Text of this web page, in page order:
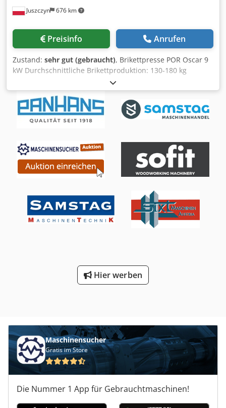
DÜBELEINTREIBEINHEIT MIT DRUCKPUMPE ZUM
Juszczyn 676 km
Preisinfo Anrufen
Zustand: sehr gut (gebraucht), Brikettpresse POR Oscar 9
kW Durchschnittliche Brikettproduktion: 130-180 kg
Brikettdurchmesser: 70 mm Motorleistung: 9 kW
Durchmesser des Einfülltrichters: 1170 mm Technische
Dokumentation Codpexdahysfx Ai Rerf CE-Kennzeichnung
Maschinengewicht ca. 800 kg
Hier werben
Maschinensucher
Gratis im Store
Die Nummer 1 App für Gebrauchtmaschinen!